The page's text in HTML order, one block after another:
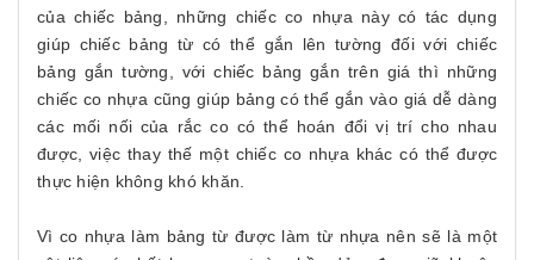
của chiếc bảng, những chiếc co nhựa này có tác dụng
giúp chiếc bảng từ có thể gắn lên tường đối với chiếc
bảng gắn tường, với chiếc bảng gắn trên giá thì những
chiếc co nhựa cũng giúp bảng có thể gắn vào giá dễ dàng
các mối nối của rắc co có thể hoán đổi vị trí cho nhau
được, việc thay thế một chiếc co nhựa khác có thể được
thực hiện không khó khăn.
Vì co nhựa làm bảng từ được làm từ nhựa nên sẽ là một